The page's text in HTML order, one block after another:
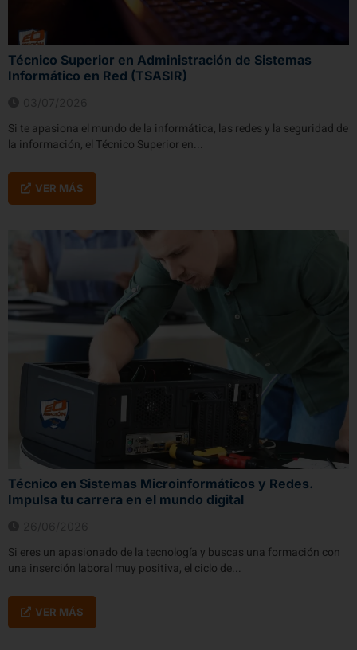
Técnico Superior en Administración de Sistemas
Informático en Red (TSASIR)
Si te apasiona el mundo de la informática, las redes y la seguridad de
la información, el Técnico Superior en...
VER MÁS
Técnico en Sistemas Microinformáticos y Redes.
Impulsa tu carrera en el mundo digital
Si eres un apasionado de la tecnología y buscas una formación con
una inserción laboral muy positiva, el ciclo de...
VER MÁS